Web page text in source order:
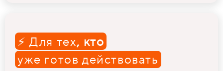
⚡ Для тех, кто
уже готов действовать